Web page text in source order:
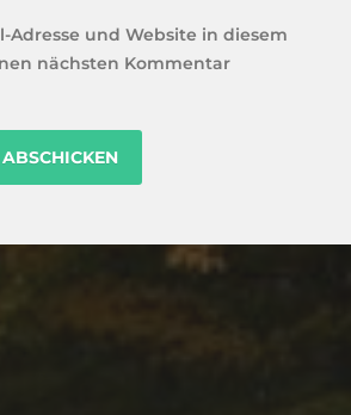
Adresse und Website in diesem
nächsten Kommentar